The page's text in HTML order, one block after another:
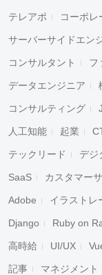
テレアポ コーポレ
サーバーサイドエン
コンサルタント フ
データエンジニア
コンサルティング
人工知能 起業
テックリード デジ
SaaS カスタマー
Adobe イラストレ
Django Ruby on
高時給 UI/UX
記事 マネジメント